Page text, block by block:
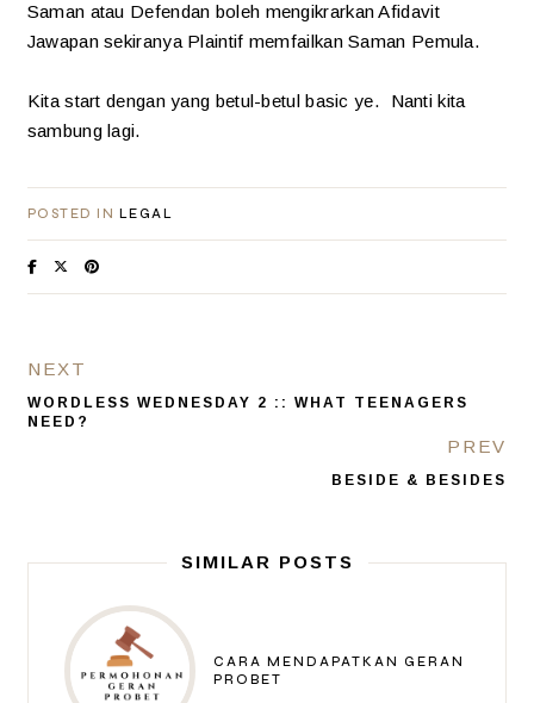
Saman atau Defendan boleh mengikrarkan Afidavit
Jawapan sekiranya Plaintif memfailkan Saman Pemula.
Kita start dengan yang betul-betul basic ye. Nanti kita
sambung lagi.
POSTED IN LEGAL
NEXT
WORDLESS WEDNESDAY 2 :: WHAT TEENAGERS
NEED?
PREV
BESIDE & BESIDES
SIMILAR POSTS
CARA MENDAPATKAN GERAN
PROBET